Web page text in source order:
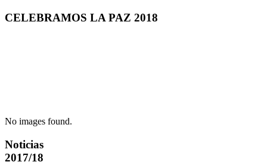
CELEBRAMOS LA PAZ 2018
No images found.
Noticias
2017/18